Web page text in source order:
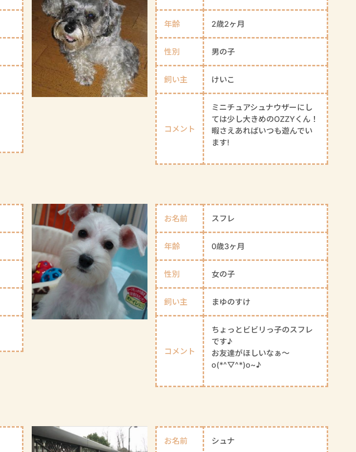
年齢 2歳2ヶ月
性別 男の子
飼い主 けいこ
コメント
ミニチュアシュナウザーにし
ては少し大きめのOZZYくん！
暇さえあればいつも遊んでい
ます!
お名前 スフレ
年齢 0歳3ヶ月
性別 女の子
飼い主 まゆのすけ
コメント
ちょっとビビリっ子のスフレ
です♪
お友達がほしいなぁ～
o(*^▽^*)o~♪
お名前 シュナ